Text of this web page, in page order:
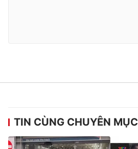
TIN CÙNG CHUYÊN MỤC